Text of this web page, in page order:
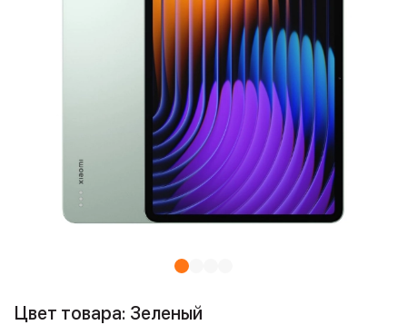
Цвет товара: Зеленый